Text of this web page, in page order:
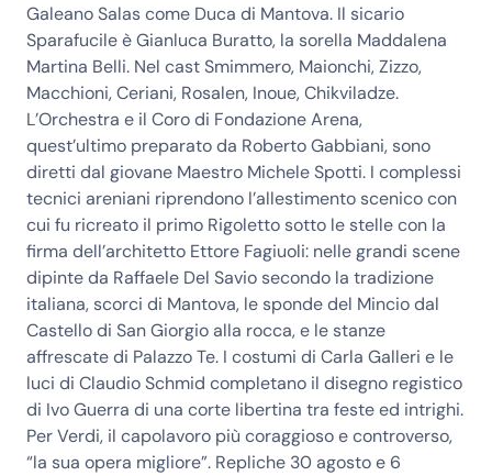
Galeano Salas come Duca di Mantova. Il sicario
Sparafucile è Gianluca Buratto, la sorella Maddalena
Martina Belli. Nel cast Smimmero, Maionchi, Zizzo,
Macchioni, Ceriani, Rosalen, Inoue, Chikviladze.
L’Orchestra e il Coro di Fondazione Arena,
quest’ultimo preparato da Roberto Gabbiani, sono
diretti dal giovane Maestro Michele Spotti. I complessi
tecnici areniani riprendono l’allestimento scenico con
cui fu ricreato il primo Rigoletto sotto le stelle con la
firma dell’architetto Ettore Fagiuoli: nelle grandi scene
dipinte da Raffaele Del Savio secondo la tradizione
italiana, scorci di Mantova, le sponde del Mincio dal
Castello di San Giorgio alla rocca, e le stanze
affrescate di Palazzo Te. I costumi di Carla Galleri e le
luci di Claudio Schmid completano il disegno registico
di Ivo Guerra di una corte libertina tra feste ed intrighi.
Per Verdi, il capolavoro più coraggioso e controverso,
“la sua opera migliore”. Repliche 30 agosto e 6